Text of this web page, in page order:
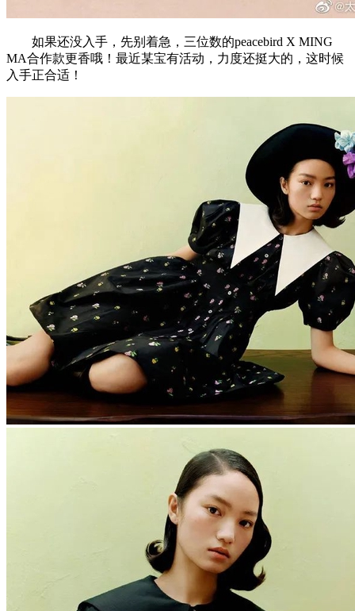
如果还没入手，先别着急，三位数的peacebird X MING
MA合作款更香哦！最近某宝有活动，力度还挺大的，这时候
入手正合适！